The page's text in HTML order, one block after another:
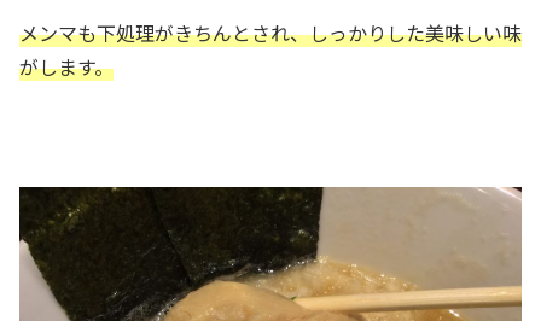
メンマも下処理がきちんとされ、しっかりした美味しい味
がします。